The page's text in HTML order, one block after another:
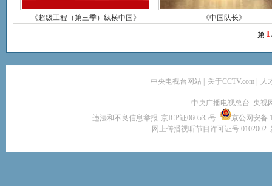
《超级工程（第三季）纵横中国》
《中国队长》
第 1
中央电视台网站 关于CCTV.com 人
中央广播电视总台 央视
违法和不良信息举报 京ICP证060535号
京公网安备
网上传播视听节目许可证号 0102002